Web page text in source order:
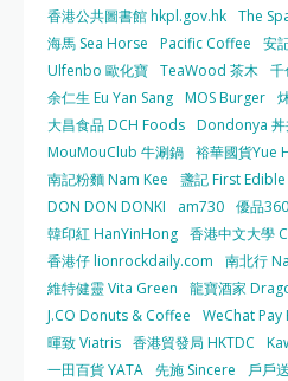
香港公共圖書館 hkpl.gov.hk The
海馬 Sea Horse
Pacific Coffee 安
Ulfenbo 歐化寶 TeaWood 茶木
余仁生 Eu Yan Sang MOS Burger
大昌食品 DCH Foods Dondonya 丼
MouMouClub 牛涮鍋 裕華國貨Yue
南記粉麵 Nam Kee
盞記 First
DON DON DONKI
am730 優品360
韓印紅 HanYinHong 香港中文大學
香港仔 lionrockdaily.com
南北行
維特健靈 Vita Green
龍寶酒家
J.CO Donuts & Coffee
WeChat Pay
暉致 Viatris 香港貿發局 HKTDC
一田百貨 YATA 先施 Sincere
戶戶